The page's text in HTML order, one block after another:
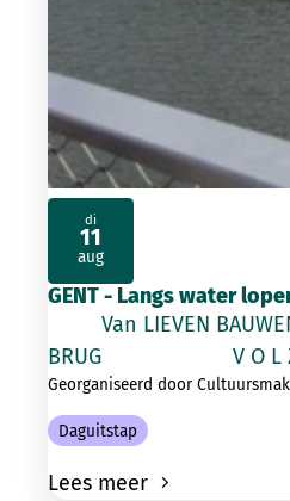
GENT - Langs water
Van LIEVEN
BRUG V O L Z E
Georganiseerd door
Daguitstap
Lees meer
di
11
aug
2026